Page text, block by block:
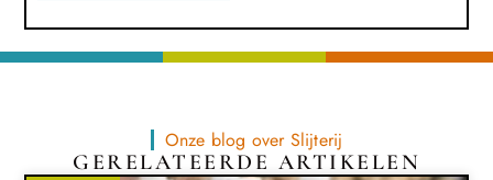
Onze blog over Slijterij
GERELATEERDE ARTIKELEN